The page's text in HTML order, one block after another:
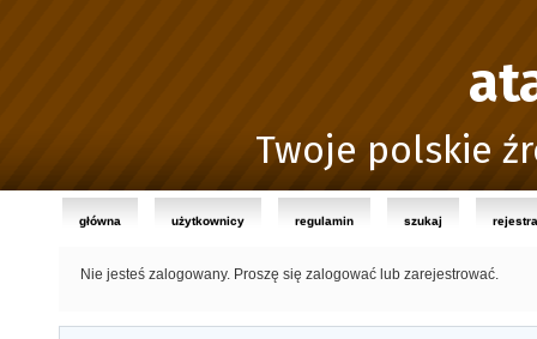
Twoje polskie
główna użytkownicy regulamin szukaj
Nie jesteś zalogowany. Proszę się zalogować lub zarejestrować.